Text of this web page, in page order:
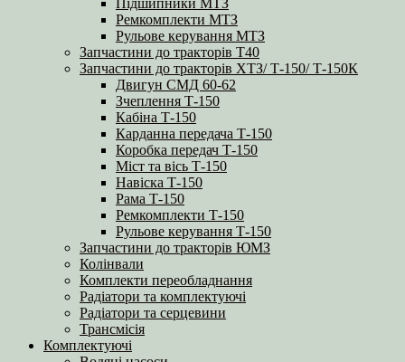
Підшипники МТЗ
Ремкомплекти МТЗ
Рульове керування МТЗ
Запчастини до тракторів Т40
Запчастини до тракторів ХТЗ/ Т-150/ Т-150К
Двигун СМД 60-62
Зчеплення Т-150
Кабіна Т-150
Карданна передача Т-150
Коробка передач Т-150
Міст та вісь Т-150
Навіска Т-150
Рама Т-150
Ремкомплекти Т-150
Рульове керування Т-150
Запчастини до тракторів ЮМЗ
Колінвали
Комплекти переобладнання
Радіатори та комплектуючі
Радіатори та серцевини
Трансмісія
Комплектуючі